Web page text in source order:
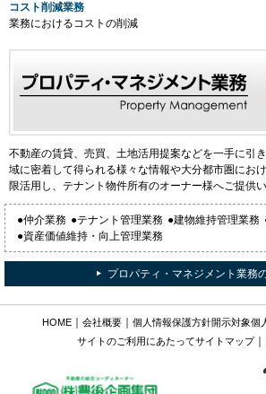
コスト削減業務
業務におけるコストの削減
不動産の賃貸、売買、土地活用提案などを一手に引
域に密着して得られる様々な情報や大分都市圏にお
限活用し、テナント物件所有のオーナー様へご提供い
●仲介業務 ●テナント管理業務 ●建物維持管理業務
●資産価値維持・向上管理業務
プロパティ・マネジメント業務
HOME｜ 会社概要｜ 個人情報保護方針開示対象個
サイトのご利用にあたってサイトマップ｜